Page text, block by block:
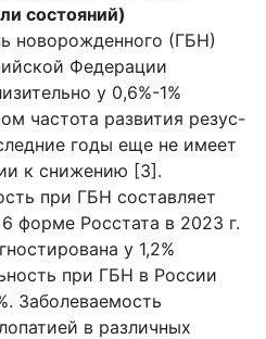
состояний)
новорожденного (ГБН)
Федерации
у 0,6%-1%
частота развития резус-
годы еще не имеет
к снижению [3].
при ГБН составляет
форме Росстата в 2023 г.
у 1,2%
при ГБН в России
Заболеваемость
в различных